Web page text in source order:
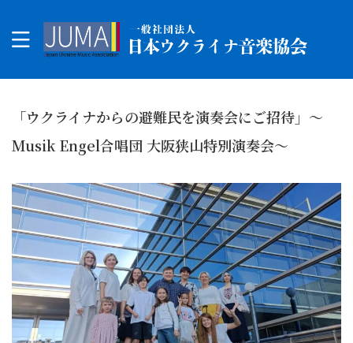
「ウクライナからの避難民を演奏会にご招待」～
Musik Engel合唱団 大阪狭山特別演奏会～